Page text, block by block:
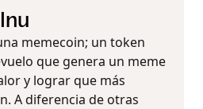
memecoin; un token
que genera un meme
y lograr que más
A diferencia de otras